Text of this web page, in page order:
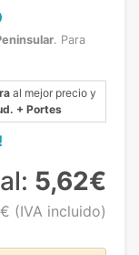
. Para
al mejor precio y
+ Portes
5,62€
(IVA incluido)